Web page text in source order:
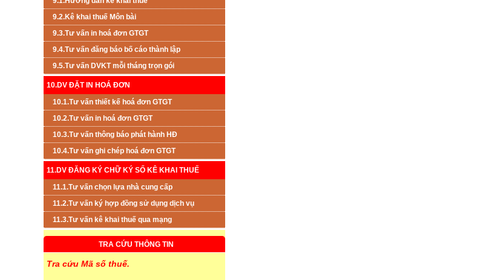
9.2.Kê khai thuế Môn bài
9.3.Tư vấn in hoá đơn GTGT
9.4.Tư vấn đăng báo bố cáo thành lập
9.5.Tư vấn DVKT mỗi tháng trọn gói
10.DV ĐẶT IN HOÁ ĐƠN
10.1.Tư vấn thiết kế hoá đơn GTGT
10.2.Tư vấn in hoá đơn GTGT
10.3.Tư vấn thông báo phát hành HĐ
10.4.Tư vấn ghi chép hoá đơn GTGT
11.DV ĐĂNG KÝ CHỮ KÝ SỐ KÊ KHAI THUẾ
11.1.Tư vấn chọn lựa nhà cung cấp
11.2.Tư vấn ký hợp đồng sử dụng dịch vụ
11.3.Tư vấn kê khai thuế qua mạng
TRA CỨU THÔNG TIN
Tra cứu Mã số thuế.